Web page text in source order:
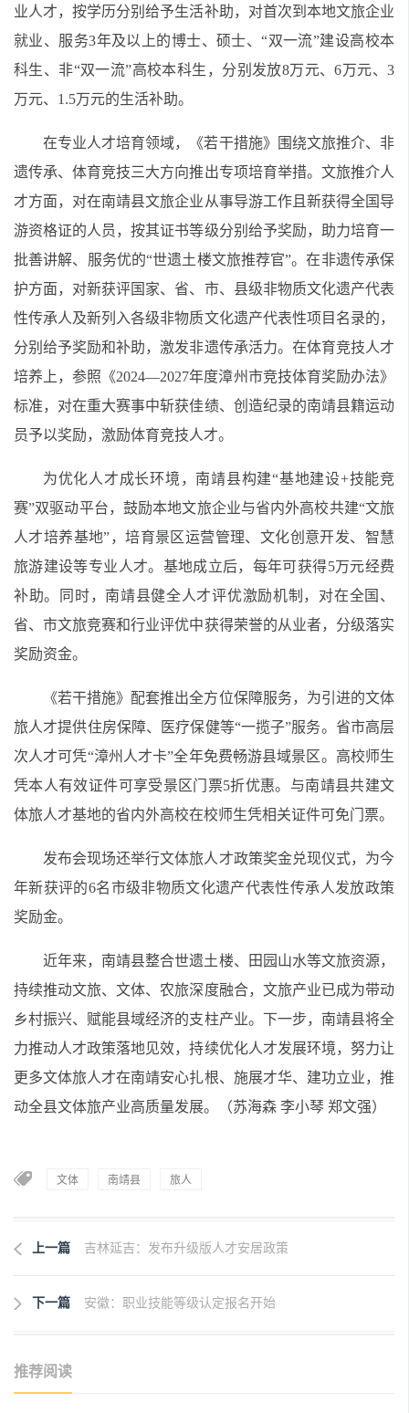
业人才，按学历分别给予生活补助，对首次到本地文旅企业
就业、服务3年及以上的博士、硕士、“双一流”建设高校本
科生、非“双一流”高校本科生，分别发放8万元、6万元、3
万元、1.5万元的生活补助。
在专业人才培育领域，《若干措施》围绕文旅推介、非
遗传承、体育竞技三大方向推出专项培育举措。文旅推介人
才方面，对在南靖县文旅企业从事导游工作且新获得全国导
游资格证的人员，按其证书等级分别给予奖励，助力培育一
批善讲解、服务优的“世遗土楼文旅推荐官”。在非遗传承保
护方面，对新获评国家、省、市、县级非物质文化遗产代表
性传承人及新列入各级非物质文化遗产代表性项目名录的，
分别给予奖励和补助，激发非遗传承活力。在体育竞技人才
培养上，参照《2024—2027年度漳州市竞技体育奖励办法》
标准，对在重大赛事中斩获佳绩、创造纪录的南靖县籍运动
员予以奖励，激励体育竞技人才。
为优化人才成长环境，南靖县构建“基地建设+技能竞
赛”双驱动平台，鼓励本地文旅企业与省内外高校共建“文旅
人才培养基地”，培育景区运营管理、文化创意开发、智慧
旅游建设等专业人才。基地成立后，每年可获得5万元经费
补助。同时，南靖县健全人才评优激励机制，对在全国、
省、市文旅竞赛和行业评优中获得荣誉的从业者，分级落实
奖励资金。
《若干措施》配套推出全方位保障服务，为引进的文体
旅人才提供住房保障、医疗保健等“一揽子”服务。省市高层
次人才可凭“漳州人才卡”全年免费畅游县域景区。高校师生
凭本人有效证件可享受景区门票5折优惠。与南靖县共建文
体旅人才基地的省内外高校在校师生凭相关证件可免门票。
发布会现场还举行文体旅人才政策奖金兑现仪式，为今
年新获评的6名市级非物质文化遗产代表性传承人发放政策
奖励金。
近年来，南靖县整合世遗土楼、田园山水等文旅资源，
持续推动文旅、文体、农旅深度融合，文旅产业已成为带动
乡村振兴、赋能县域经济的支柱产业。下一步，南靖县将全
力推动人才政策落地见效，持续优化人才发展环境，努力让
更多文体旅人才在南靖安心扎根、施展才华、建功立业，推
动全县文体旅产业高质量发展。（苏海森 李小琴 郑文强）
文体 南靖县 旅人
上一篇 吉林延吉：发布升级版人才安居政策
下一篇 安徽：职业技能等级认定报名开始
推荐阅读